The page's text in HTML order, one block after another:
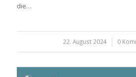
die…
22. August 2024
/ 0